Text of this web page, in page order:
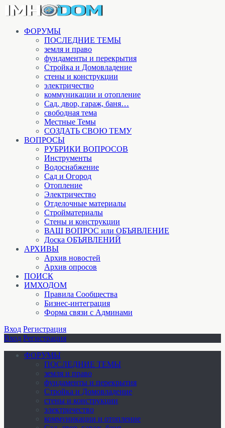
ФОРУМЫ
ПОСЛЕДНИЕ ТЕМЫ
земля и право
фундаменты и перекрытия
Стройка и Домовладение
стены и конструкции
электричество
коммуникации и отопление
Cад, двор, гараж, баня…
свободная тема
Местные Темы
СОЗДАТЬ СВОЮ ТЕМУ
ВОПРОСЫ
РУБРИКИ ВОПРОСОВ
Инструменты
Водоснабжение
Сад и Огород
Отопление
Электричество
Отделочные материалы
Стройматериалы
Стены и конструкции
ВАШ ВОПРОС или ОБЪЯВЛЕНИЕ
Доска ОБЪЯВЛЕНИЙ
АРХИВЫ
Архив новостей
Архив опросов
ПОИСК
ИМХОДОМ
Правила Сообщества
Бизнес-интеграция
Форма связи с Админами
Вход Регистрация
Вход Регистрация
ФОРУМЫ
ПОСЛЕДНИЕ ТЕМЫ
земля и право
фундаменты и перекрытия
Стройка и Домовладение
стены и конструкции
электричество
коммуникации и отопление